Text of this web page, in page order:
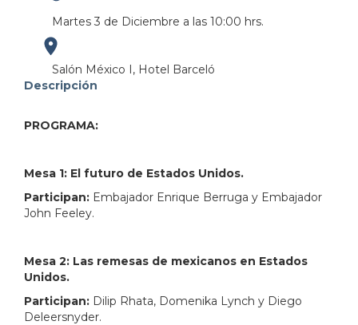
Martes 3 de Diciembre a las 10:00 hrs.
Salón México I, Hotel Barceló
Descripción
PROGRAMA:
Mesa 1: El futuro de Estados Unidos.
Participan: Embajador Enrique Berruga y Embajador
John Feeley.
Mesa 2: Las remesas de mexicanos en Estados
Unidos.
Participan: Dilip Rhata, Domenika Lynch y Diego
Deleersnyder.